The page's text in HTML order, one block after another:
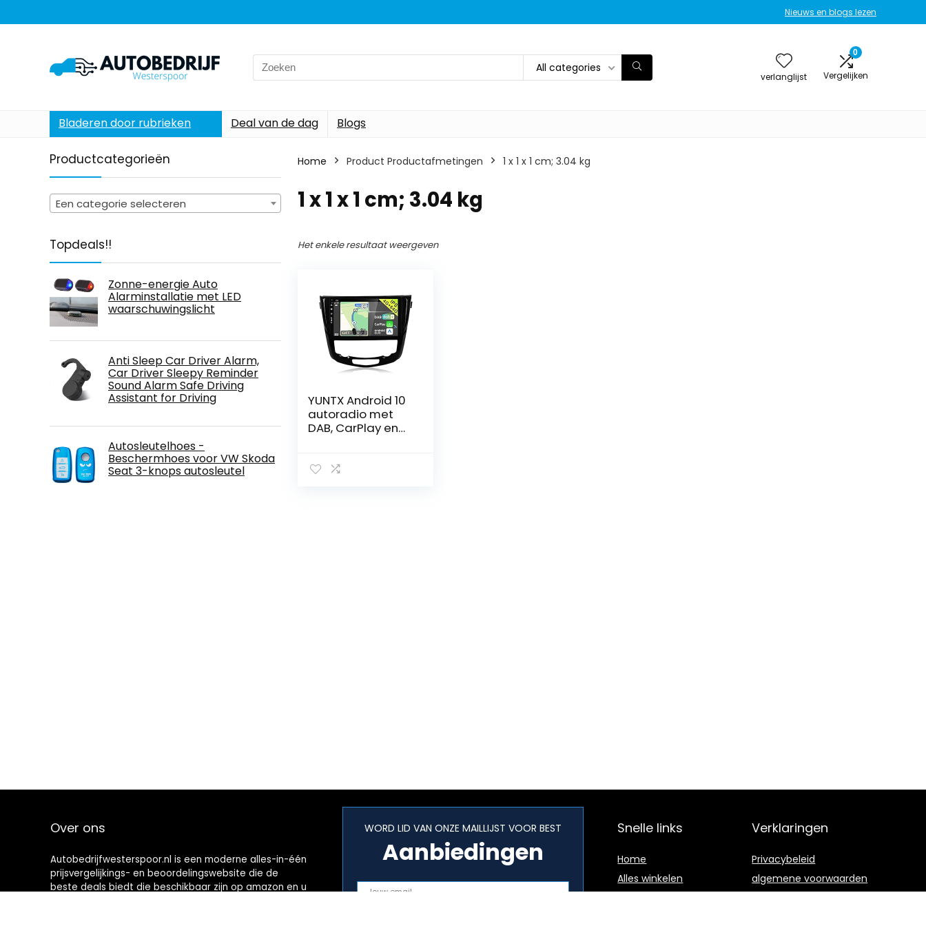
Nieuws en blogs lezen
Search
for:
All categories
verlanglijst
0
Vergelijken
Bladeren door rubrieken Deal van de dag Blogs
Productcategorieën
Een categorie selecteren
Topdeals!!
Zonne-energie Auto
Alarminstallatie met LED
waarschuwingslicht
Anti Sleep Car Driver Alarm,
Car Driver Sleepy Reminder
Sound Alarm Safe Driving
Assistant for Driving
Autosleutelhoes -
Beschermhoes voor VW Skoda
Seat 3-knops autosleutel
Home Product Productafmetingen ‎1 x 1 x 1 cm; 3.04 kg
‎1 x 1 x 1 cm; 3.04 kg
Het enkele resultaat weergeven
YUNTX Android 10
autoradio met
DAB, CarPlay en
Over ons
Autobedrijfwesterspoor.nl is een moderne alles-in-één
prijsvergelijkings- en beoordelingswebsite die de
beste deals biedt die beschikbaar zijn op amazon en u
WORD LID VAN ONZE MAILLIJST VOOR BEST
Aanbiedingen
Snelle links
Home
Alles winkelen
Verklaringen
Privacybeleid
algemene voorwaarden